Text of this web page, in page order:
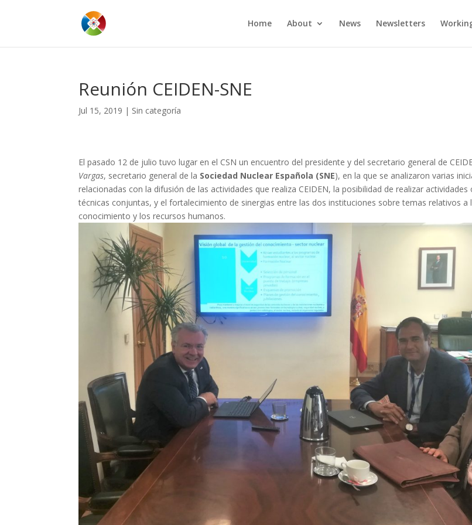
Home About News Newsletters
Reunión CEIDEN-SNE
Jul 15, 2019 | Sin categoría
El pasado 12 de julio tuvo lugar en el CSN un encuentro del presidente y del secretario general de
Vargas, secretario general de la Sociedad Nuclear Española (SNE), en la que se analizaron varias
relacionadas con la difusión de las actividades que realiza CEIDEN, la posibilidad de realizar actividades
técnicas conjuntas, y el fortalecimiento de sinergias entre las dos instituciones sobre temas relativos a
conocimiento y los recursos humanos.